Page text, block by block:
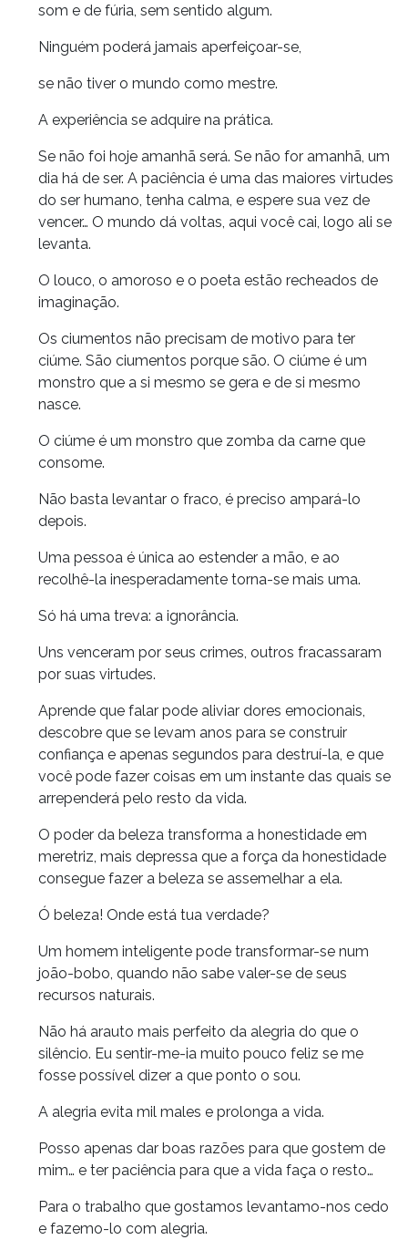
som e de fúria, sem sentido algum.
Ninguém poderá jamais aperfeiçoar-se,
se não tiver o mundo como mestre.
A experiência se adquire na prática.
Se não foi hoje amanhã será. Se não for amanhã, um
dia há de ser. A paciência é uma das maiores virtudes
do ser humano, tenha calma, e espere sua vez de
vencer… O mundo dá voltas, aqui você cai, logo ali se
levanta.
O louco, o amoroso e o poeta estão recheados de
imaginação.
Os ciumentos não precisam de motivo para ter
ciúme. São ciumentos porque são. O ciúme é um
monstro que a si mesmo se gera e de si mesmo
nasce.
O ciúme é um monstro que zomba da carne que
consome.
Não basta levantar o fraco, é preciso ampará-lo
depois.
Uma pessoa é única ao estender a mão, e ao
recolhê-la inesperadamente torna-se mais uma.
Só há uma treva: a ignorância.
Uns venceram por seus crimes, outros fracassaram
por suas virtudes.
Aprende que falar pode aliviar dores emocionais,
descobre que se levam anos para se construir
confiança e apenas segundos para destruí-la, e que
você pode fazer coisas em um instante das quais se
arrependerá pelo resto da vida.
O poder da beleza transforma a honestidade em
meretriz, mais depressa que a força da honestidade
consegue fazer a beleza se assemelhar a ela.
Ó beleza! Onde está tua verdade?
Um homem inteligente pode transformar-se num
joão-bobo, quando não sabe valer-se de seus
recursos naturais.
Não há arauto mais perfeito da alegria do que o
silêncio. Eu sentir-me-ia muito pouco feliz se me
fosse possível dizer a que ponto o sou.
A alegria evita mil males e prolonga a vida.
Posso apenas dar boas razões para que gostem de
mim… e ter paciência para que a vida faça o resto…
Para o trabalho que gostamos levantamo-nos cedo
e fazemo-lo com alegria.